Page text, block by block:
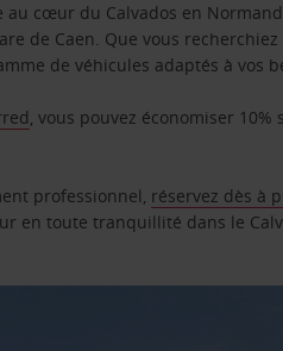
cœur du Calvados en
de Caen. Que vous
de véhicules adaptés à vos
, vous pouvez économiser
professionnel, réservez dès à
en toute tranquillité dans le